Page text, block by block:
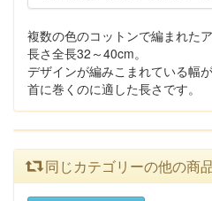
複数の色のコットンで編まれた
長さ全長32～40cm。
デザインが編みこまれている幅
首に巻くのに適した長さです。
同じカテゴリーの他の商